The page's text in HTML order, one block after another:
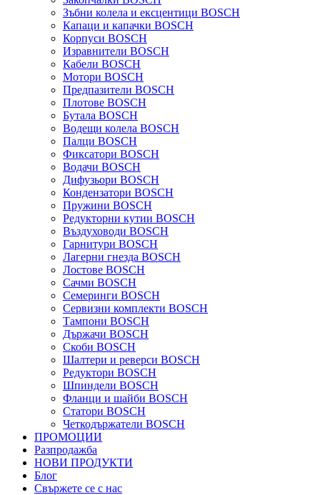
Зъбни колела и ексцентици BOSCH
Капаци и капачки BOSCH
Корпуси BOSCH
Изравнители BOSCH
Кабели BOSCH
Мотори BOSCH
Предпазители BOSCH
Плотове BOSCH
Бутала BOSCH
Водещи колела BOSCH
Палци BOSCH
Фиксатори BOSCH
Водачи BOSCH
Дифузьори BOSCH
Кондензатори BOSCH
Пружини BOSCH
Редукторни кутии BOSCH
Въздуховоди BOSCH
Гарнитури BOSCH
Лагерни гнезда BOSCH
Лостове BOSCH
Сачми BOSCH
Семеринги BOSCH
Сервизни комплекти BOSCH
Тампони BOSCH
Държачи BOSCH
Скоби BOSCH
Шалтери и реверси BOSCH
Редуктори BOSCH
Шпиндели BOSCH
Фланци и шайби BOSCH
Статори BOSCH
Четкодържатели BOSCH
ПРОМОЦИИ
Разпродажба
НОВИ ПРОДУКТИ
Блог
Свържете се с нас